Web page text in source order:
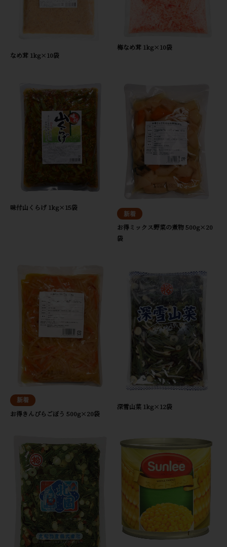
なめ茸 1kg×10袋
梅なめ茸 1kg×10袋
味付山くらげ 1kg×15袋
お得ミックス野菜の煮物 500g×20
袋
お得きんぴらごぼう 500g×20袋
深雪山菜 1kg×12袋